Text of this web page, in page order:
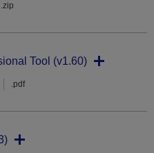
.zip
Tool (v1.60)
.pdf